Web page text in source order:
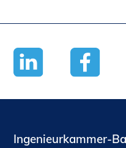
Ingenieurkammer-